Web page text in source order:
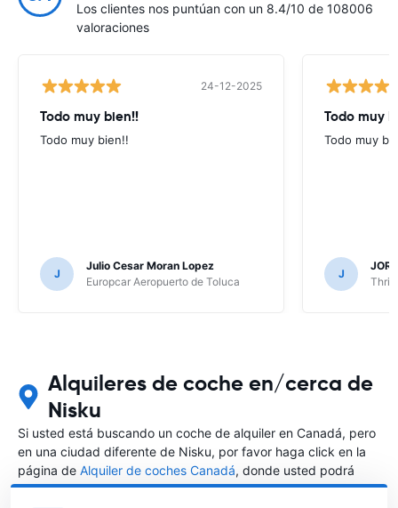
Los clientes nos puntúan con un 8.4/10 de 108006
valoraciones
24-12-2025
Todo muy bien!!
Todo muy bien!!
J
Julio Cesar Moran Lopez
Europcar Aeropuerto de Toluca
Todo muy
Todo muy
J
Alquileres de coche en/cerca de
Nisku
Si usted está buscando un coche de alquiler en Canadá, pero
en una ciudad diferente de Nisku, por favor haga click en la
página de Alquiler de coches Canadá, donde usted podrá
elegir en qué ciudad de Canadá desea alquilar un coche.